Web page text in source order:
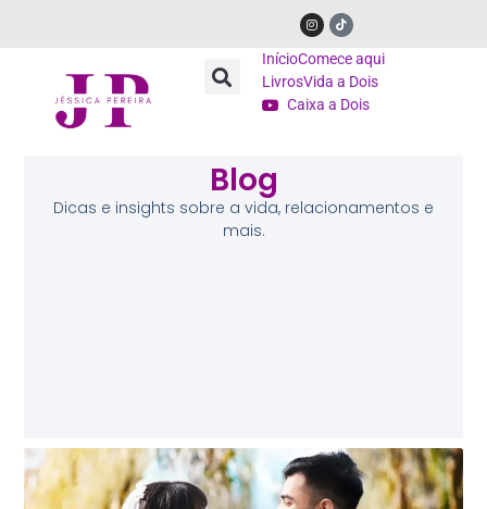
InícioComece aqui
LivrosVida a Dois
Caixa a Dois
Blog
Dicas e insights sobre a vida, relacionamentos e
mais.